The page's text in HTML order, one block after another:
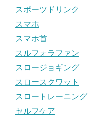
スポーツドリンク
スマホ
スマホ首
スルフォラファン
スロージョギング
スロースクワット
スロートレーニング
セルフケア